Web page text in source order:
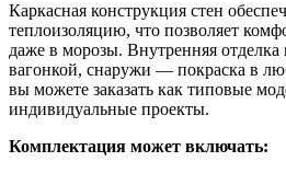
Каркасная конструкция стен
теплоизоляцию, что позволяет
даже в морозы. Внутренняя
вагонкой, снаружи — покраска в
вы можете заказать как типовые
индивидуальные проекты.
Комплектация может включать: